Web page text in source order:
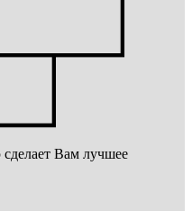
Вам лучшее